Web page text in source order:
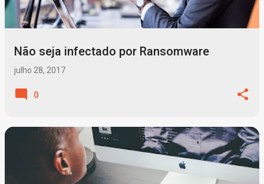
Não seja infectado por Ransomware
julho 28, 2017
0